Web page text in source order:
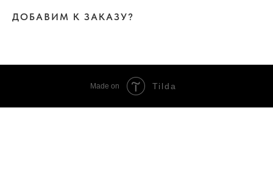
ДОБАВИМ К ЗАКАЗУ?
Made on Tilda